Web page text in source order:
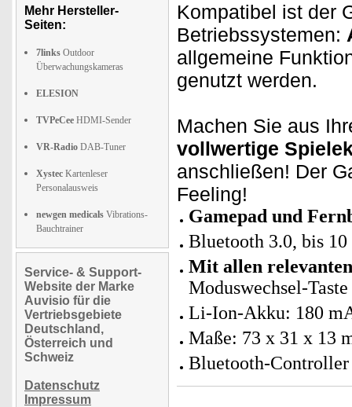
Mehr Hersteller-
Seiten:
7links Outdoor
Überwachungskameras
ELESION
TVPeCee HDMI-Sender
VR-Radio DAB-Tuner
Xystec Kartenleser
Personalausweis
newgen medicals Vibrations-
Bauchtrainer
Service- & Support-
Website der Marke
Auvisio für die
Vertriebsgebiete
Deutschland,
Österreich und
Schweiz
Datenschutz
Impressum
Kompatibel ist der
Betriebssystemen:
allgemeine
genutzt werden.
Machen Sie aus
vollwertige
anschließen! Der
Feeling!
Gamepad und
Bluetooth 3.0, bis
Mit allen
Moduswechsel-Taste
Li-Ion-Akku: 180
Maße: 73 x 31 x 13
Bluetooth-